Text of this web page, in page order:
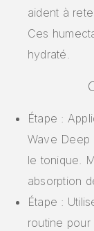
aident à
Ces
hydraté.
Étape :
Wave Deep
le tonique.
absorption
Étape :
routine